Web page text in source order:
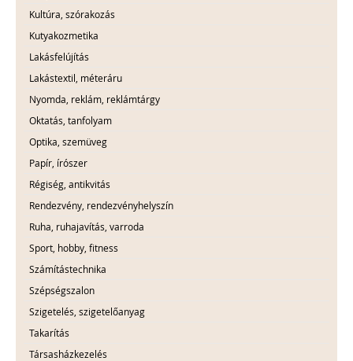
Kultúra, szórakozás
Kutyakozmetika
Lakásfelújítás
Lakástextil, méteráru
Nyomda, reklám, reklámtárgy
Oktatás, tanfolyam
Optika, szemüveg
Papír, írószer
Régiség, antikvitás
Rendezvény, rendezvényhelyszín
Ruha, ruhajavítás, varroda
Sport, hobby, fitness
Számítástechnika
Szépségszalon
Szigetelés, szigetelőanyag
Takarítás
Társasházkezelés